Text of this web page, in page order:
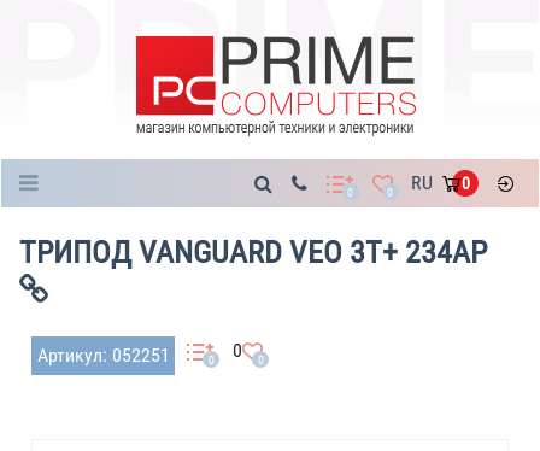
0 0 RU 0
ТРИПОД VANGUARD VEO 3T+ 234AP
Артикул: 052251 0 0 0